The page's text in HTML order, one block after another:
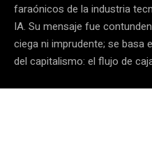
faraónicos de la industria
IA. Su mensaje fue
ciega ni imprudente; se basa
del capitalismo: el flujo de